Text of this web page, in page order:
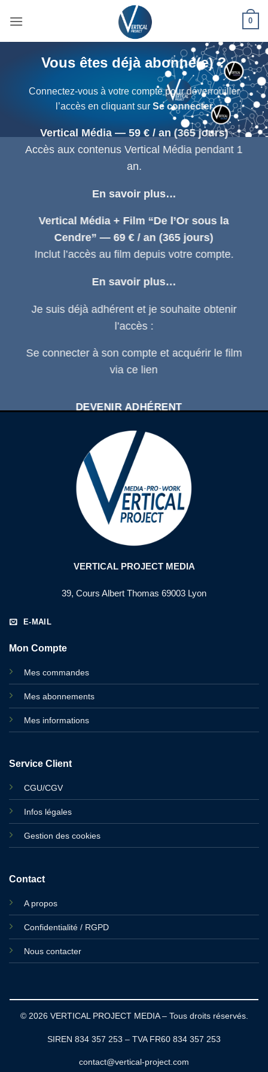
0
Vous êtes déjà abonné(e) ?
Connectez-vous à votre compte pour déverrouiller
l’accès en cliquant sur Se connecter
Vertical Média — 59 € / an (365 jours)
Accès aux contenus Vertical Média pendant 1
an.
En savoir plus…
Vertical Média + Film “De l’Or sous la
Cendre” — 69 € / an (365 jours)
Inclut l’accès au film depuis votre compte.
En savoir plus…
Je suis déjà adhérent et je souhaite obtenir
l’accès :
Se connecterà son compte et acquérir le film
via ce lien
DEVENIR ADHÉRENT
SE CONNECTER À SON COMPTE
D'ADHÉRENT
VERTICAL PROJECT MEDIA
39, Cours Albert Thomas 69003 Lyon
E-MAIL
Mon Compte
Mes commandes
Mes abonnements
Mes informations
Service Client
CGU/CGV
Infos légales
Gestion des cookies
Contact
A propos
Confidentialité / RGPD
Nous contacter
© 2026 VERTICAL PROJECT MEDIA – Tous droits réservés.
SIREN 834 357 253 – TVA FR60 834 357 253
contact@vertical-project.com